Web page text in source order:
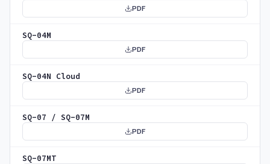
PDF
SQ-04M
PDF
SQ-04N Cloud
PDF
SQ-07 / SQ-07M
PDF
SQ-07MT